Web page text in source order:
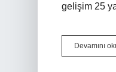
gelişim 25
Devamını